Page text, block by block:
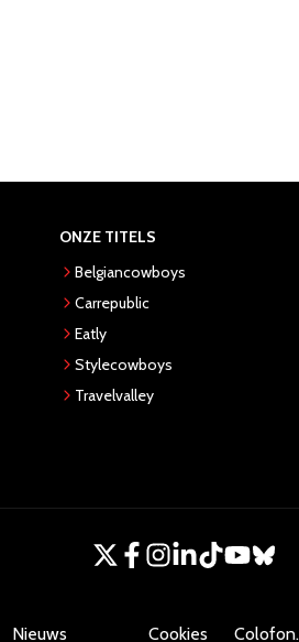
ONZE TITELS
Belgiancowboys
Carrepublic
Eatly
Stylecowboys
Travelvalley
Nieuws
Cookies Colofon.